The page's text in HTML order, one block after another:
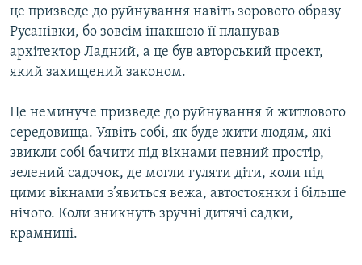
це призведе до руйнування навіть зорового образу
Русанівки, бо зовсім інакшою її планував
архітектор Ладний, а це був авторський проект,
який захищений законом.
Це неминуче призведе до руйнування й житлового
середовища. Уявіть собі, як буде жити людям, які
звикли собі бачити під вікнами певний простір,
зелений садочок, де могли гуляти діти, коли під
цими вікнами з’явиться вежа, автостоянки і більше
нічого. Коли зникнуть зручні дитячі садки,
крамниці.